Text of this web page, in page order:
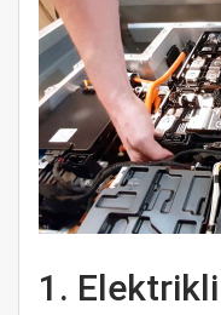
1. Elektrikli